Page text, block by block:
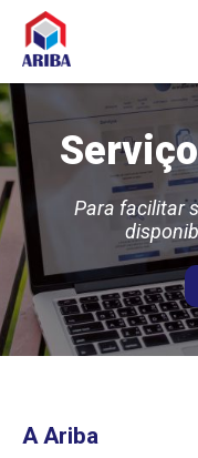
Para facilitar
A Ariba